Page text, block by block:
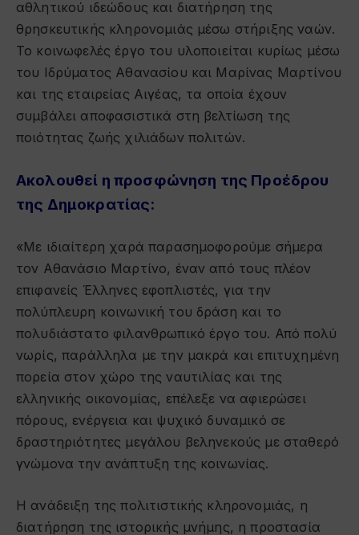
αθλητικού ιδεώδους και διατήρηση της
θρησκευτικής κληρονομιάς μέσω στήριξης ναών.
Το κοινωφελές έργο του υλοποιείται κυρίως μέσω
του Ιδρύματος Αθανασίου και Μαρίνας Μαρτίνου
και της εταιρείας Αιγέας, τα οποία έχουν
συμβάλει αποφασιστικά στη βελτίωση της
ποιότητας ζωής χιλιάδων πολιτών.
Ακολουθεί η προσφώνηση της Προέδρου
της Δημοκρατίας:
«Με ιδιαίτερη χαρά παρασημοφορούμε σήμερα
τον Αθανάσιο Μαρτίνο, έναν από τους πλέον
επιφανείς Έλληνες εφοπλιστές, για την
πολύπλευρη κοινωνική του δράση και το
πολυδιάστατο φιλανθρωπικό έργο του. Από πολύ
νωρίς, παράλληλα με την μακρά και επιτυχημένη
πορεία στον χώρο της ναυτιλίας και της
ελληνικής οικονομίας, επέλεξε να αφιερώσει
πόρους, ενέργεια και ψυχικό δυναμικό σε
δραστηριότητες μεγάλου βεληνεκούς με σταθερό
γνώμονα την ανάπτυξη της κοινωνίας.
Η ανάδειξη της πολιτιστικής κληρονομιάς, η
διατήρηση της ιστορικής μνήμης, η προστασία